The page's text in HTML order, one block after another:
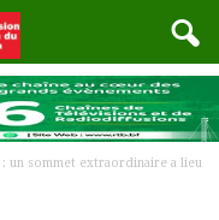
: un sommet extraordinaire a lieu